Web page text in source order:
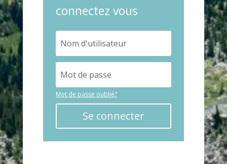
connectez vous
Mot de passe oublié?
Se connecter